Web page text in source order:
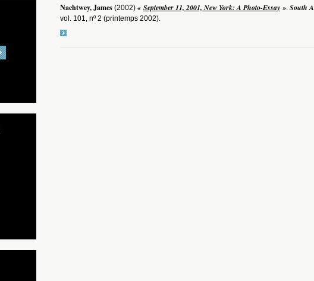
Nachtwey, James (2002) « September 11, 2001, New York: A Photo-Essay ». South
vol. 101, nº 2 (printemps 2002).